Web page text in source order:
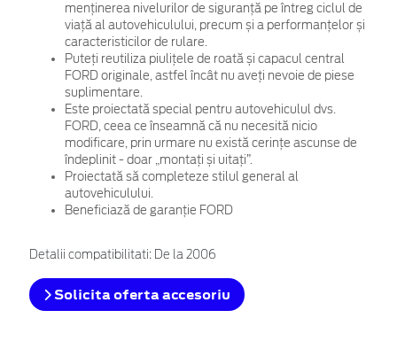
menținerea nivelurilor de siguranță pe întreg ciclul de
viață al autovehiculului, precum și a performanțelor și
caracteristicilor de rulare.
Puteți reutiliza piulițele de roată și capacul central
FORD originale, astfel încât nu aveți nevoie de piese
suplimentare.
Este proiectată special pentru autovehiculul dvs.
FORD, ceea ce înseamnă că nu necesită nicio
modificare, prin urmare nu există cerințe ascunse de
îndeplinit - doar „montați și uitați”.
Proiectată să completeze stilul general al
autovehiculului.
Beneficiază de garanție FORD
Detalii compatibilitati: De la 2006
Solicita oferta accesoriu